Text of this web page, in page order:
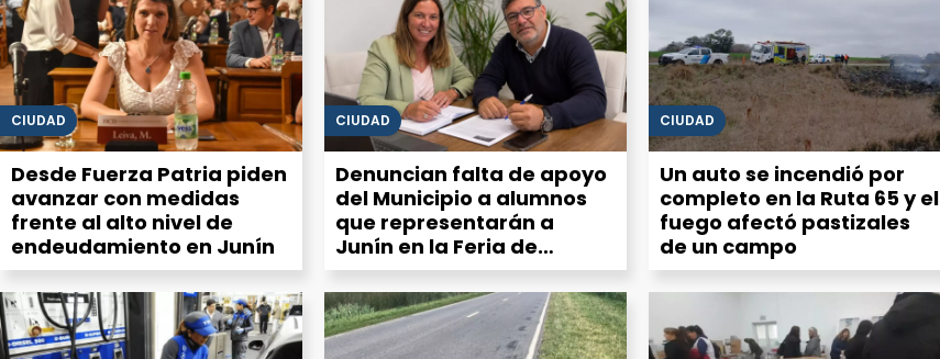
CIUDAD
Desde Fuerza Patria piden
avanzar con medidas
frente al alto nivel de
endeudamiento en Junín
CIUDAD
Denuncian falta de apoyo
del Municipio a alumnos
que representarán a
Junín en la Feria de
Ciencias
CIUDAD
Un auto se incendió por
completo en la Ruta 65 y el
fuego afectó pastizales
de un campo